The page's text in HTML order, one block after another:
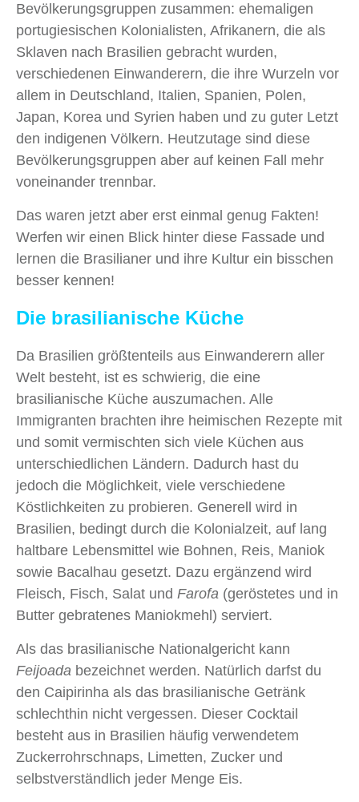
Bevölkerungsgruppen zusammen: ehemaligen
portugiesischen Kolonialisten, Afrikanern, die als
Sklaven nach Brasilien gebracht wurden,
verschiedenen Einwanderern, die ihre Wurzeln vor
allem in Deutschland, Italien, Spanien, Polen,
Japan, Korea und Syrien haben und zu guter Letzt
den indigenen Völkern. Heutzutage sind diese
Bevölkerungsgruppen aber auf keinen Fall mehr
voneinander trennbar.
Das waren jetzt aber erst einmal genug Fakten!
Werfen wir einen Blick hinter diese Fassade und
lernen die Brasilianer und ihre Kultur ein bisschen
besser kennen!
Die brasilianische Küche
Da Brasilien größtenteils aus Einwanderern aller
Welt besteht, ist es schwierig, die eine
brasilianische Küche auszumachen. Alle
Immigranten brachten ihre heimischen Rezepte mit
und somit vermischten sich viele Küchen aus
unterschiedlichen Ländern. Dadurch hast du
jedoch die Möglichkeit, viele verschiedene
Köstlichkeiten zu probieren. Generell wird in
Brasilien, bedingt durch die Kolonialzeit, auf lang
haltbare Lebensmittel wie Bohnen, Reis, Maniok
sowie Bacalhau gesetzt. Dazu ergänzend wird
Fleisch, Fisch, Salat und Farofa (geröstetes und in
Butter gebratenes Maniokmehl) serviert.
Als das brasilianische Nationalgericht kann
Feijoada bezeichnet werden. Natürlich darfst du
den Caipirinha als das brasilianische Getränk
schlechthin nicht vergessen. Dieser Cocktail
besteht aus in Brasilien häufig verwendetem
Zuckerrohrschnaps, Limetten, Zucker und
selbstverständlich jeder Menge Eis.